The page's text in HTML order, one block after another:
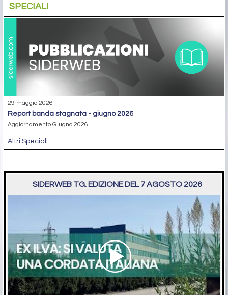
SPECIALI
29 maggio 2026
report banda stagnata - giugno 2026
Aggiornamento Giugno 2026
Altri Speciali
SIDERWEB TG. EDIZIONE DEL 7 AGOSTO 2026